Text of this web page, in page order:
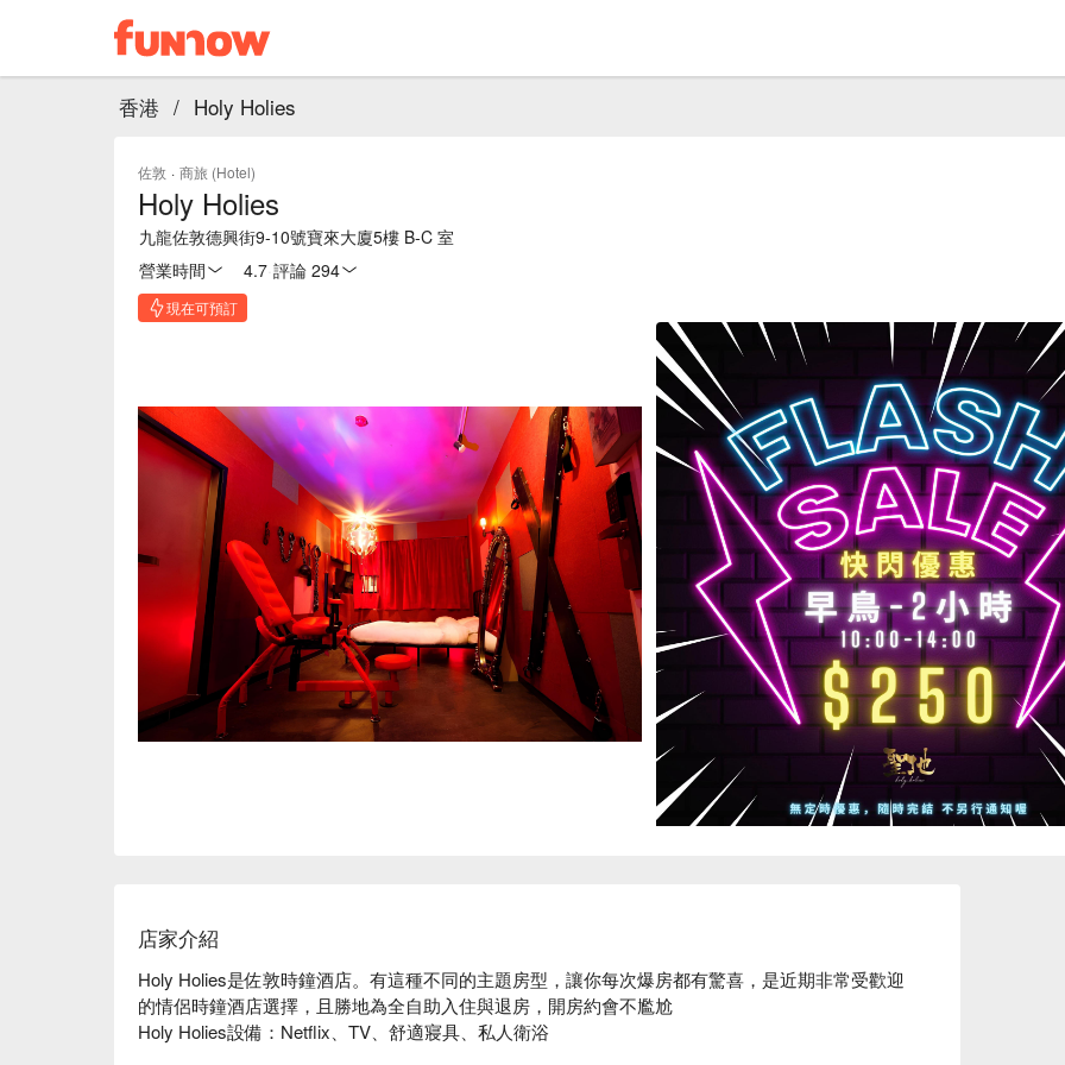
香港 / Holy Holies
佐敦 · 商旅 (Hotel)
Holy Holies
九龍佐敦德興街9-10號寶來大廈5樓 B-C 室
營業時間
4.7 評論 294
現在可預訂
店家介紹
Holy Holies是佐敦時鐘酒店。有這種不同的主題房型，讓你每次爆房都有驚喜，是近期非常受歡迎
的情侶時鐘酒店選擇，且勝地為全自助入住與退房，開房約會不尷尬
Holy Holies設備：Netflix、TV、舒適寢具、私人衛浴